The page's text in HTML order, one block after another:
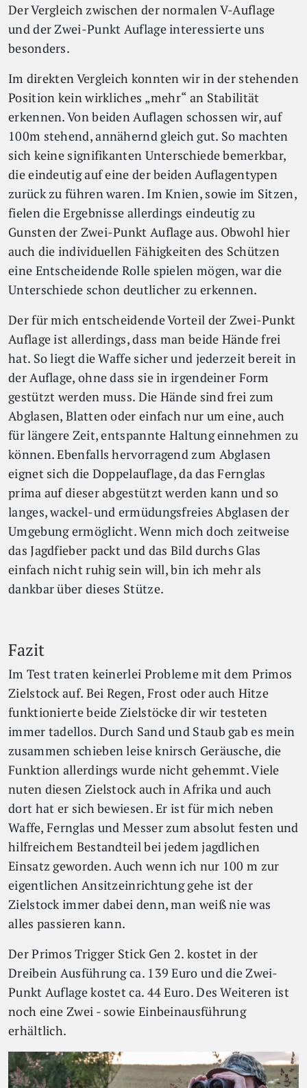
Der Vergleich zwischen der normalen V-Auflage
und der Zwei-Punkt Auflage interessierte uns
besonders.
Im direkten Vergleich konnten wir in der stehenden
Position kein wirkliches „mehr“ an Stabilität
erkennen. Von beiden Auflagen schossen wir, auf
100m stehend, annähernd gleich gut. So machten
sich keine signifikanten Unterschiede bemerkbar,
die eindeutig auf eine der beiden Auflagentypen
zurück zu führen waren. Im Knien, sowie im Sitzen,
fielen die Ergebnisse allerdings eindeutig zu
Gunsten der Zwei-Punkt Auflage aus. Obwohl hier
auch die individuellen Fähigkeiten des Schützen
eine Entscheidende Rolle spielen mögen, war die
Unterschiede schon deutlicher zu erkennen.
Der für mich entscheidende Vorteil der Zwei-Punkt
Auflage ist allerdings, dass man beide Hände frei
hat. So liegt die Waffe sicher und jederzeit bereit in
der Auflage, ohne dass sie in irgendeiner Form
gestützt werden muss. Die Hände sind frei zum
Abglasen, Blatten oder einfach nur um eine, auch
für längere Zeit, entspannte Haltung einnehmen zu
können. Ebenfalls hervorragend zum Abglasen
eignet sich die Doppelauflage, da das Fernglas
prima auf dieser abgestützt werden kann und so
langes, wackel-und ermüdungsfreies Abglasen der
Umgebung ermöglicht. Wenn mich doch zeitweise
das Jagdfieber packt und das Bild durchs Glas
einfach nicht ruhig sein will, bin ich mehr als
dankbar über dieses Stütze.
Fazit
Im Test traten keinerlei Probleme mit dem Primos
Zielstock auf. Bei Regen, Frost oder auch Hitze
funktionierte beide Zielstöcke dir wir testeten
immer tadellos. Durch Sand und Staub gab es mein
zusammen schieben leise knirsch Geräusche, die
Funktion allerdings wurde nicht gehemmt. Viele
nuten diesen Zielstock auch in Afrika und auch
dort hat er sich bewiesen. Er ist für mich neben
Waffe, Fernglas und Messer zum absolut festen und
hilfreichem Bestandteil bei jedem jagdlichen
Einsatz geworden. Auch wenn ich nur 100 m zur
eigentlichen Ansitzeinrichtung gehe ist der
Zielstock immer dabei denn, man weiß nie was
alles passieren kann.
Der Primos Trigger Stick Gen 2. kostet in der
Dreibein Ausführung ca. 139 Euro und die Zwei-
Punkt Auflage kostet ca. 44 Euro. Des Weiteren ist
noch eine Zwei - sowie Einbeinausführung
erhältlich.